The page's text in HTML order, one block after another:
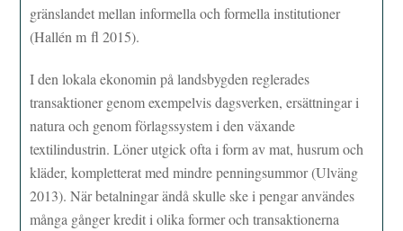
gränslandet mellan informella och formella institutioner
(Hallén m fl 2015).
I den lokala ekonomin på landsbygden reglerades
transaktioner genom exempelvis dagsverken, ersättningar i
natura och genom förlagssystem i den växande
textilindustrin. Löner utgick ofta i form av mat, husrum och
kläder, kompletterat med mindre penningsummor (Ulväng
2013). När betalningar ändå skulle ske i pengar användes
många gånger kredit i olika former och transaktionerna